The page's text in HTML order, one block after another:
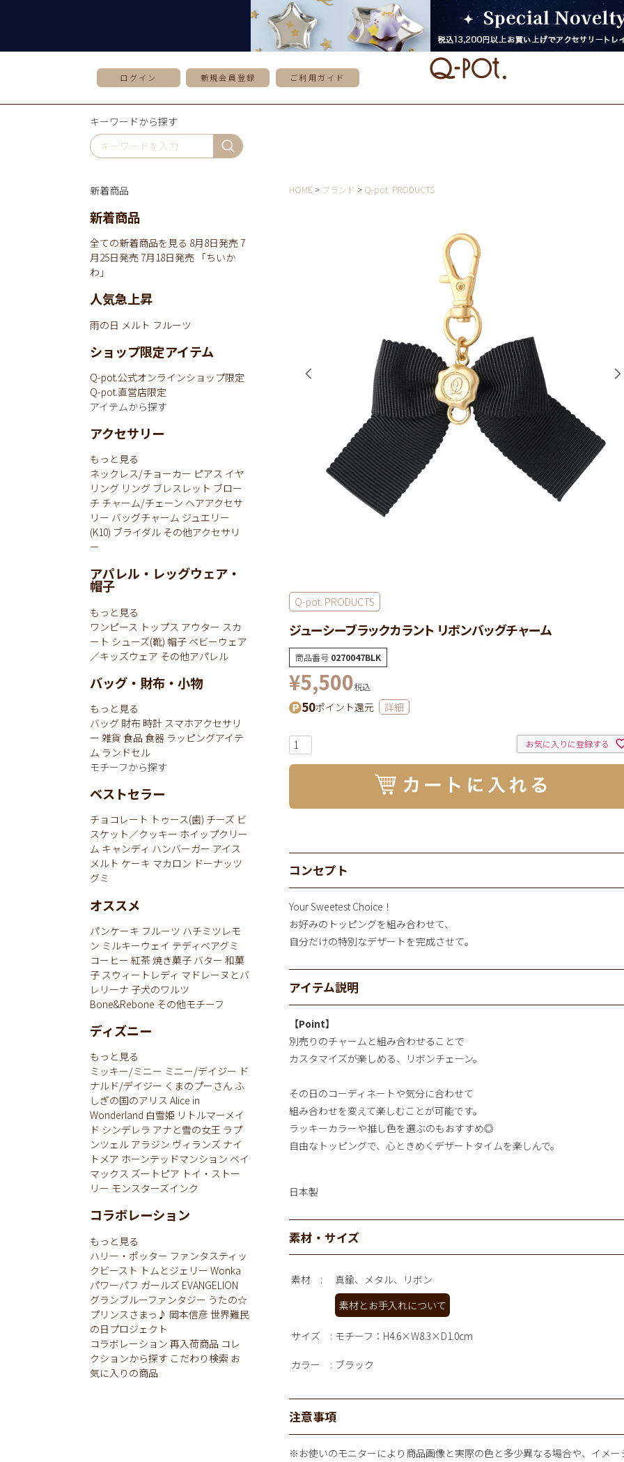
ログイン 新規会員登録 ご利用ガイド
キーワードから探す
HOME ブランド Q-pot. PRODUCTS
Q-pot. PRODUCTS
ジューシーブラックカラント リボンバッグチャーム
商品番号 0270047BLK
¥5,500税込
50ポイント還元 詳細
お気に入りに登録する
コンセプト
Your Sweetest Choice！
お好みのトッピングを組み合わせて、
自分だけの特別なデザートを完成させて。
アイテム説明
【Point】
別売りのチャームと組み合わせることで
カスタマイズが楽しめる、リボンチェーン。
その日のコーディネートや気分に合わせて
組み合わせを変えて楽しむことが可能です。
ラッキーカラーや推し色を選ぶのもおすすめ◎
自由なトッピングで、心ときめくデザートタイムを楽しんで。
日本製
素材・サイズ
素材
真鍮、メタル、リボン
素材とお手入れについて
サイズ モチーフ：H4.6×W8.3×D1.0cm
カラー ブラック
注意事項
※お使いのモニターにより商品画像と実際の色と多少異なる場合や、イメー
新着商品
新着商品
全ての新着商品を見る 8月8日発売7
月25日発売7月18日発売 「ちいか
わ」
人気急上昇
雨の日 メルト フルーツ
ショップ限定アイテム
Q-pot.公式オンラインショップ限定
Q-pot.直営店限定
アイテムから探す
アクセサリー
もっと見る
ネックレス/チョーカー ピアス イヤ
リング リング ブレスレット ブロー
チ チャーム/チェーン ヘアアクセサ
リー バッグチャーム ジュエリー
(K10) ブライダル その他アクセサリ
ー
アパレル・レッグウェア・
帽子
もっと見る
ワンピース トップス アウター スカ
ート シューズ(靴) 帽子 ベビーウェア
／キッズウェア その他アパレル
バッグ・財布・小物
もっと見る
バッグ 財布 時計 スマホアクセサリ
ー 雑貨 食品 食器 ラッピングアイテ
ム ランドセル
モチーフから探す
ベストセラー
チョコレート トゥース(歯) チーズ ビ
スケット／クッキー ホイップクリー
ム キャンディ ハンバーガー アイス
メルト ケーキ マカロン ドーナッツ
グミ
オススメ
パンケーキ フルーツ ハチミツレモ
ン ミルキーウェイ テディベアグミ
コーヒー 紅茶焼き菓子 バター 和菓
子 スウィートレディ マドレーヌとバ
レリーナ 子犬のワルツ
Bone&Rebone その他モチーフ
ディズニー
もっと見る
ミッキー/ミニー ミニー/デイジー ド
ナルド/デイジー くまのプーさん ふ
しぎの国のアリス Alice in
Wonderland 白雪姫 リトルマーメイ
ド シンデレラ アナと雪の女王 ラプ
ンツェル アラジン ヴィランズ ナイ
トメア ホーンテッドマンション ベイ
マックス ズートピア トイ・ストー
リー モンスターズインク
コラボレーション
もっと見る
ハリー・ポッター ファンタスティッ
クビースト トムとジェリー Wonka
パワーパフ ガールズ EVANGELION
グランブルーファンタジー うたの☆
プリンスさまっ♪ 岡本信彦世界難民
の日プロジェクト
コラボレーション 再入荷商品 コレ
クションから探す こだわり検索 お
気に入りの商品